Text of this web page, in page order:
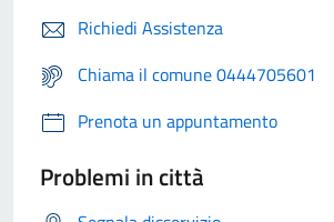
Richiedi Assistenza
Chiama il comune 0444705601
Prenota un appuntamento
Problemi in città